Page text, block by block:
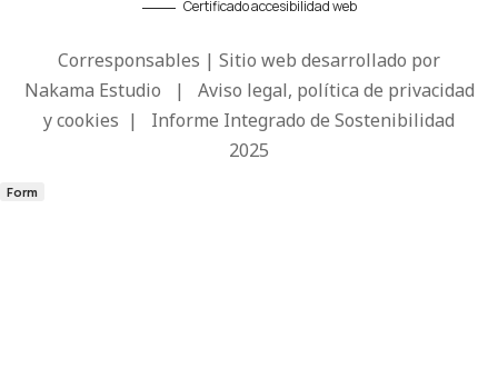
Certificado accesibilidad web
Corresponsables | Sitio web desarrollado por
Nakama Estudio | Aviso legal, política de privacidad
y cookies | Informe Integrado de Sostenibilidad
2025
Form